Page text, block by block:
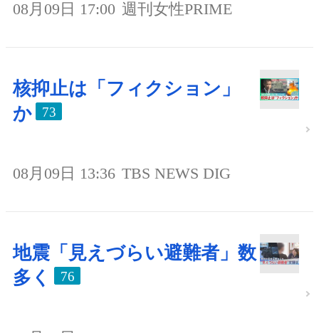
08月09日 17:00 週刊女性PRIME
核抑止は「フィクション」
か
73
08月09日 13:36 TBS NEWS DIG
地震「見えづらい避難者」数
多く
76